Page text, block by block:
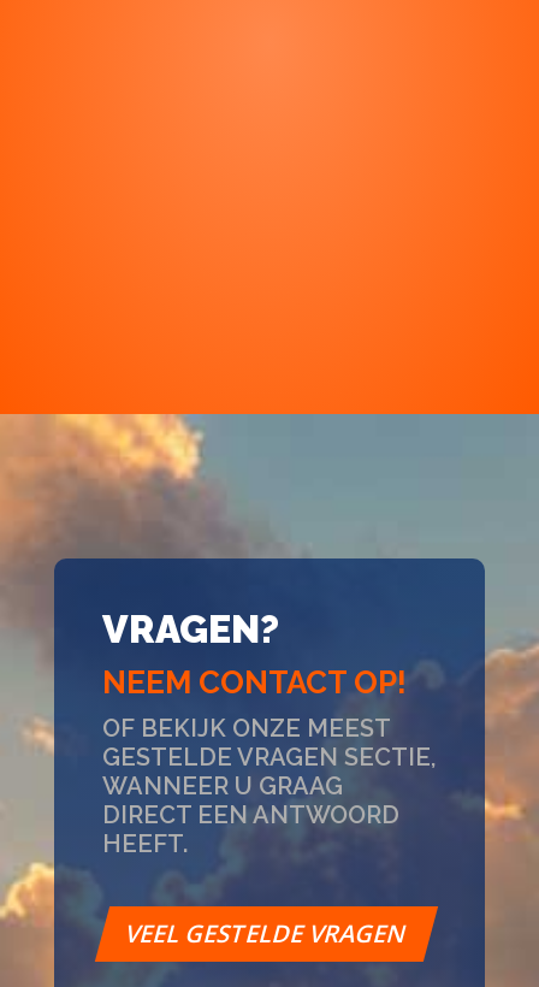
VRAGEN?
NEEM CONTACT OP!
OF BEKIJK ONZE MEEST
GESTELDE VRAGEN SECTIE,
WANNEER U GRAAG
DIRECT EEN ANTWOORD
HEEFT.
VEEL GESTELDE VRAGEN